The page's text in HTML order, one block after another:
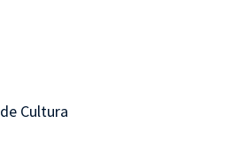
Cultura